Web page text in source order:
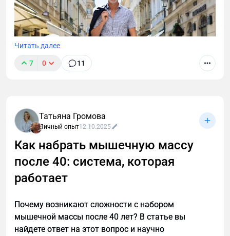
После 40 лет мужскому организму нужен особый
подход к похудению. Узнайте, как преодолеть
возрастные изменения, сохранить мышечную
научно обоснованной стратегии тренировок и
питания для мужчин.
Читать далее
7 0 11
Татьяна Громова
Личный опыт12.10.2025
Как набрать мышечную массу
после 40: система, которая
работает
Почему возникают сложности с набором
мышечной массы после 40 лет? В статье вы
найдете ответ на этот вопрос и научно